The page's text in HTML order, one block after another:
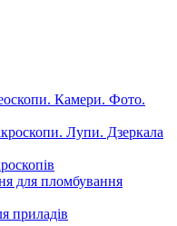
Камери. Фото.
Лупи. Дзеркала
для пломбування
приладів